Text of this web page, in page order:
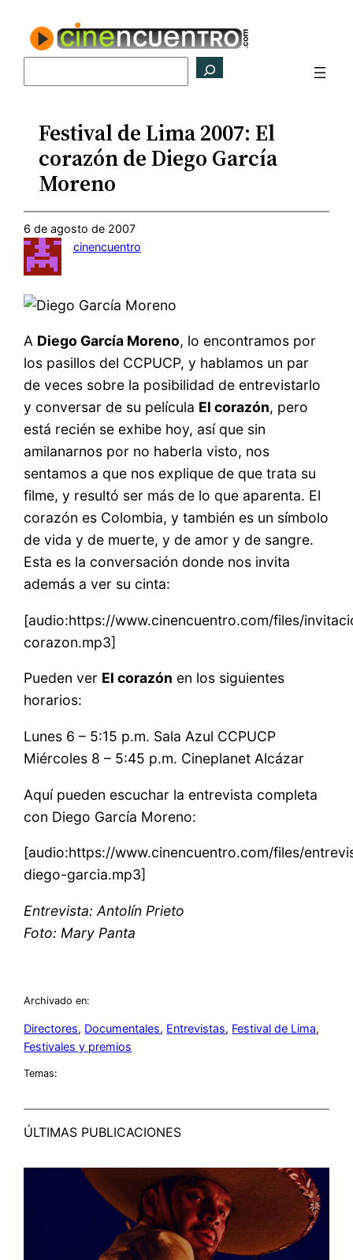
contenido
Festival de Lima 2007: El
corazón de Diego García
Moreno
6 de agosto de 2007
cinencuentro
A Diego García Moreno, lo encontramos por
los pasillos del CCPUCP, y hablamos un par
de veces sobre la posibilidad de entrevistarlo
y conversar de su película El corazón, pero
está recién se exhibe hoy, así que sin
amilanarnos por no haberla visto, nos
sentamos a que nos explique de que trata su
filme, y resultó ser más de lo que aparenta. El
corazón es Colombia, y también es un símbolo
de vida y de muerte, y de amor y de sangre.
Esta es la conversación donde nos invita
además a ver su cinta:
[audio:https://www.cinencuentro.com/files/
corazon.mp3]
Pueden ver El corazón en los siguientes
horarios:
Lunes 6 – 5:15 p.m. Sala Azul CCPUCP
Miércoles 8 – 5:45 p.m. Cineplanet Alcázar
Aquí pueden escuchar la entrevista completa
con Diego García Moreno:
[audio:https://www.cinencuentro.com/files/
diego-garcia.mp3]
Entrevista: Antolín Prieto
Foto: Mary Panta
Archivado en:
Directores, Documentales, Entrevistas, Festival de Lima
Festivales y premios
Temas:
ÚLTIMAS PUBLICACIONES